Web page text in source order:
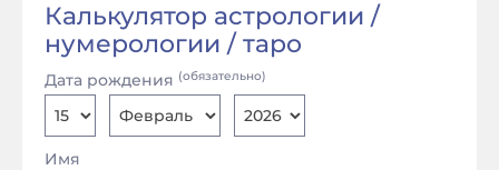
Калькулятор астрологии /
нумерологии / таро
Имя
Дата рождения (обязательно)